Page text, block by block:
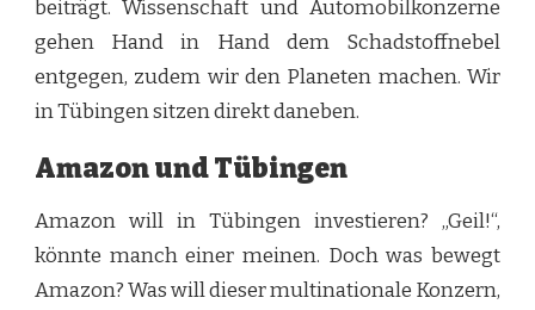
beiträgt. Wissenschaft und Automobilkonzerne
gehen Hand in Hand dem Schadstoffnebel
entgegen, zudem wir den Planeten machen. Wir
in Tübingen sitzen direkt daneben.
Amazon und Tübingen
Amazon will in Tübingen investieren? „Geil!“,
könnte manch einer meinen. Doch was bewegt
Amazon? Was will dieser multinationale Konzern,